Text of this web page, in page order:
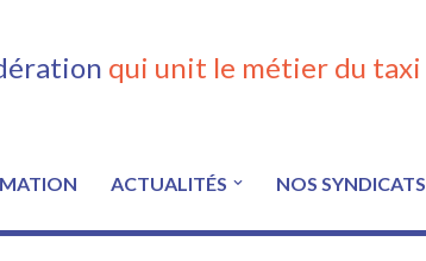
qui unit le métier du taxi
ACTUALITÉS NOS SYNDICATS